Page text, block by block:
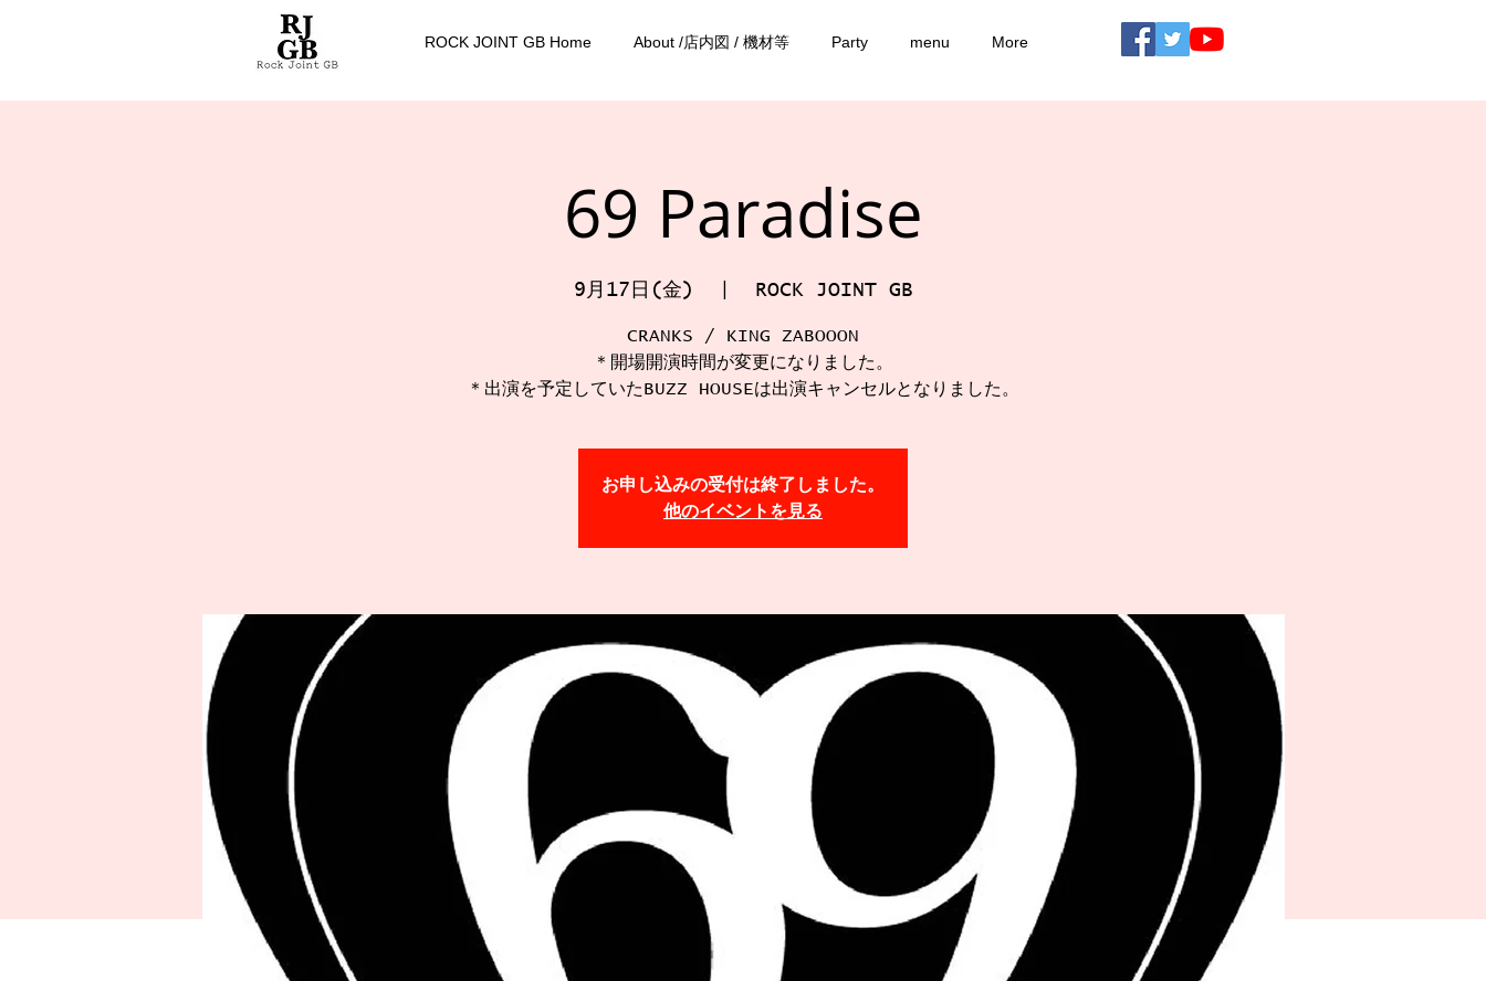
ROCK JOINT GB Home About /店内図 / 機材等 Party menu More
69 Paradise
9月17日(金) ROCK JOINT GB
CRANKS / KING ZABOOON
＊開場開演時間が変更になりました。
＊出演を予定していたBUZZ HOUSEは出演キャンセルとなりました。
お申し込みの受付は終了しました。
他のイベントを見る